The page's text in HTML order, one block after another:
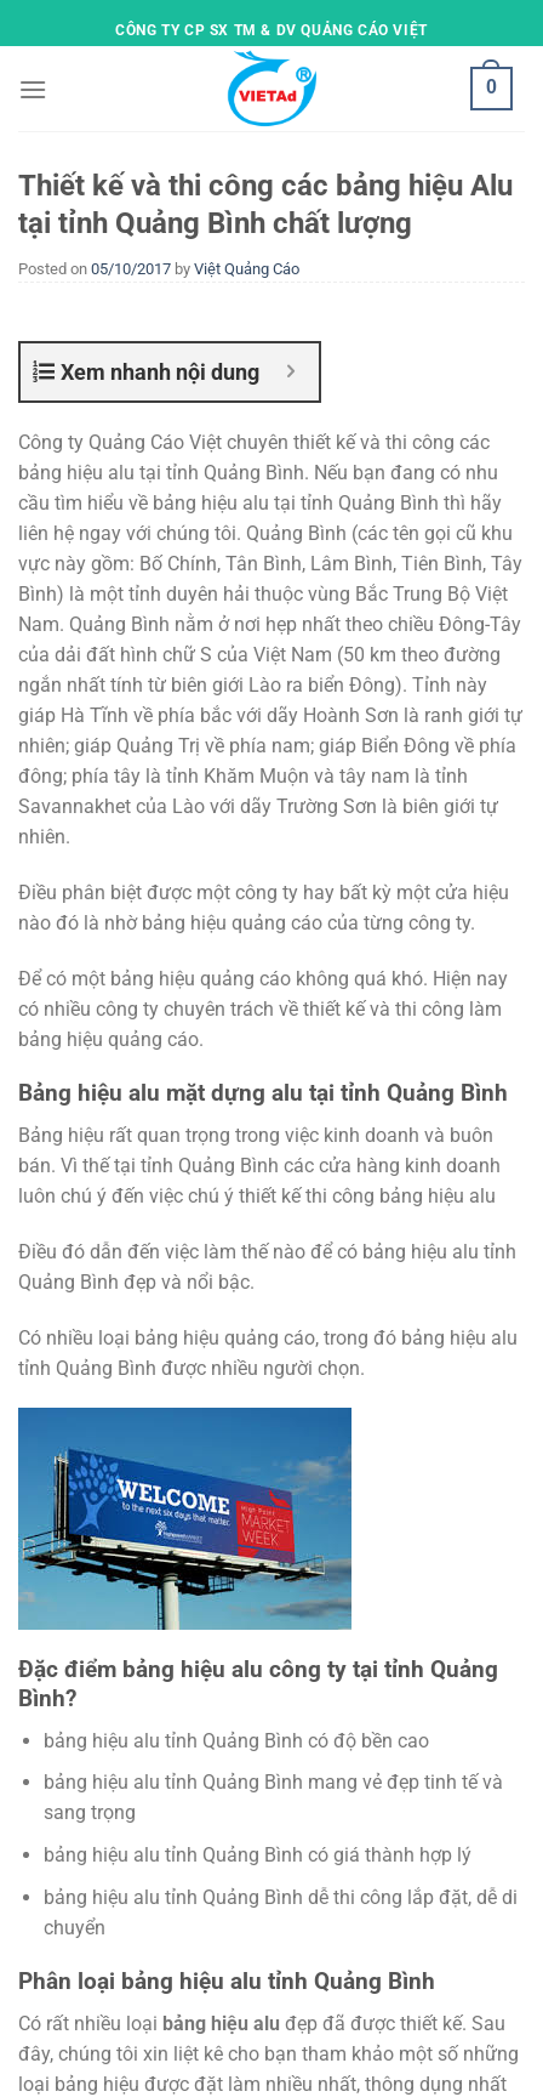
to
CÔNG TY CP SX TM & DV QUẢNG CÁO VIỆT
0
Thiết kế và thi công các bảng hiệu Alu
tại tỉnh Quảng Bình chất lượng
Posted on 05/10/2017 by Việt Quảng Cáo
Xem nhanh nội dung
Công ty Quảng Cáo Việt chuyên thiết kế và thi công các
bảng hiệu alu tại tỉnh Quảng Bình. Nếu bạn đang có nhu
cầu tìm hiểu về bảng hiệu alu tại tỉnh Quảng Bình thì hãy
liên hệ ngay với chúng tôi. Quảng Bình (các tên gọi cũ khu
vực này gồm: Bố Chính, Tân Bình, Lâm Bình, Tiên Bình, Tây
Bình) là một tỉnh duyên hải thuộc vùng Bắc Trung Bộ Việt
Nam. Quảng Bình nằm ở nơi hẹp nhất theo chiều Đông-Tây
của dải đất hình chữ S của Việt Nam (50 km theo đường
ngắn nhất tính từ biên giới Lào ra biển Đông). Tỉnh này
giáp Hà Tĩnh về phía bắc với dãy Hoành Sơn là ranh giới tự
nhiên; giáp Quảng Trị về phía nam; giáp Biển Đông về phía
đông; phía tây là tỉnh Khăm Muộn và tây nam là tỉnh
Savannakhet của Lào với dãy Trường Sơn là biên giới tự
nhiên.
Điều phân biệt được một công ty hay bất kỳ một cửa hiệu
nào đó là nhờ bảng hiệu quảng cáo của từng công ty.
Để có một bảng hiệu quảng cáo không quá khó. Hiện nay
có nhiều công ty chuyên trách về thiết kế và thi công làm
bảng hiệu quảng cáo.
Bảng hiệu alu mặt dựng alu tại tỉnh Quảng Bình
Bảng hiệu rất quan trọng trong việc kinh doanh và buôn
bán. Vì thế tại tỉnh Quảng Bình các cửa hàng kinh doanh
luôn chú ý đến việc chú ý thiết kế thi công bảng hiệu alu
Điều đó dẫn đến việc làm thế nào để có bảng hiệu alu tỉnh
Quảng Bình đẹp và nổi bậc.
Có nhiều loại bảng hiệu quảng cáo, trong đó bảng hiệu alu
tỉnh Quảng Bình được nhiều người chọn.
Đặc điểm bảng hiệu alu công ty tại tỉnh Quảng
Bình?
bảng hiệu alu tỉnh Quảng Bình có độ bền cao
bảng hiệu alu tỉnh Quảng Bình mang vẻ đẹp tinh tế và
sang trọng
bảng hiệu alu tỉnh Quảng Bình có giá thành hợp lý
bảng hiệu alu tỉnh Quảng Bình dễ thi công lắp đặt, dễ di
chuyển
Phân loại bảng hiệu alu tỉnh Quảng Bình
Có rất nhiều loại bảng hiệu alu đẹp đã được thiết kế. Sau
đây, chúng tôi xin liệt kê cho bạn tham khảo một số những
loại bảng hiệu được đặt làm nhiều nhất, thông dụng nhất